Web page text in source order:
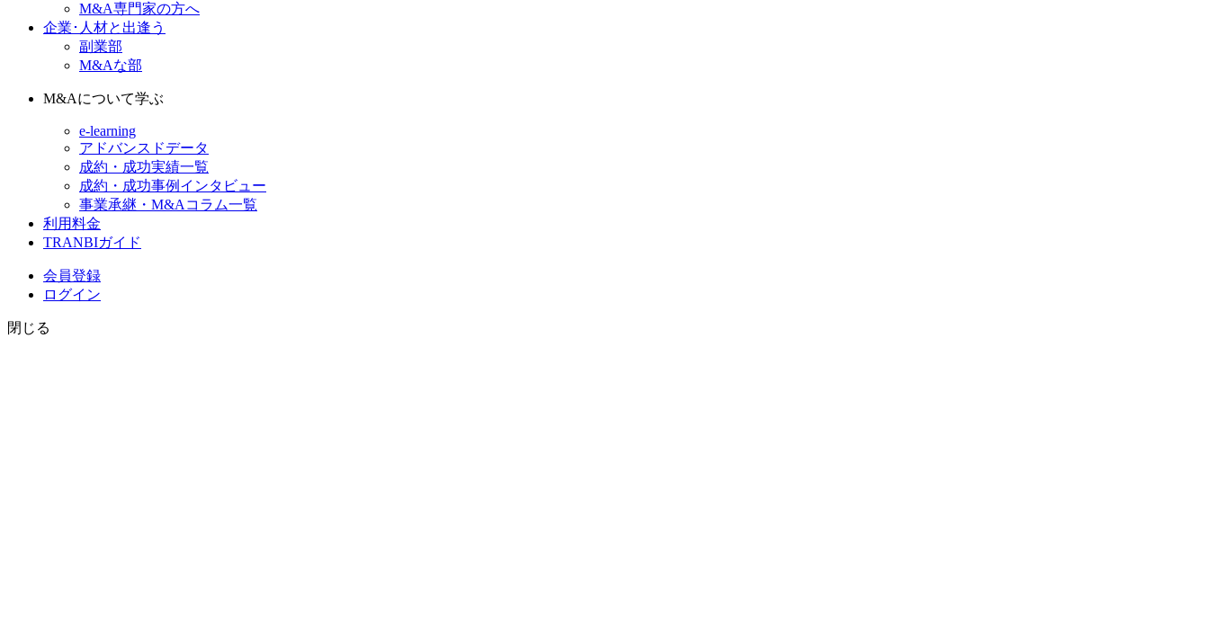
M&A専門家の方へ
企業･人材と出逢う
副業部
M&Aな部
M&Aについて学ぶ
e-learning
アドバンスドデータ
成約・成功実績一覧
成約・成功事例インタビュー
事業承継・M&Aコラム一覧
利用料金
TRANBIガイド
会員登録
ログイン
閉じる